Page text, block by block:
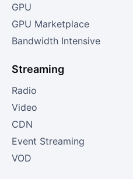
GPU
GPU Marketplace
Bandwidth Intensive
Streaming
Radio
Video
CDN
Event Streaming
VOD